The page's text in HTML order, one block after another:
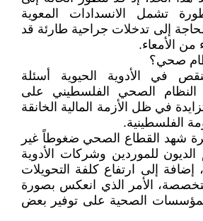
تشمل الانسدادات المعوية
إلى تدخلات جراحية طارئة قد
من الأمعاء.
صحي؟
في الأدوية الحيوية أسئلة
الصحي الفلسطيني على
في ظل الأزمة المالية الخانقة
الفلسطينية.
شهد القطاع الصحي ضغوطاً غير
للموردين وشركات الأدوية
إضافة إلى ارتفاع كلفة التحويلات
الأمر الذي انعكس بصورة
الصحية على توفير بعض